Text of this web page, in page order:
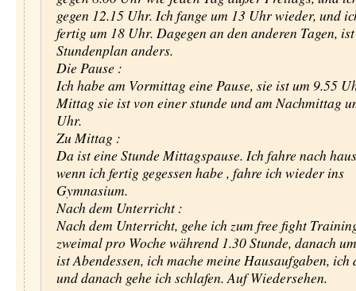
gegen 12.15 Uhr. Ich fange um 13 Uhr wieder, und
fertig um 18 Uhr. Dagegen an den anderen Tagen,
Stundenplan anders.
Die Pause :
Ich habe am Vormittag eine Pause, sie ist um 9.55
Mittag sie ist von einer stunde und am Nachmittag
Uhr.
Zu Mittag :
Da ist eine Stunde Mittagspause. Ich fahre nach
wenn ich fertig gegessen habe , fahre ich wieder ins
Gymnasium.
Nach dem Unterricht :
Nach dem Unterricht, gehe ich zum free fight
zweimal pro Woche während 1.30 Stunde, danach
ist Abendessen, ich mache meine Hausaufgaben, ich
und danach gehe ich schlafen. Auf Wiedersehen.